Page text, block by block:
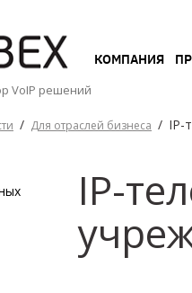
VoIP решений
КОМПАНИЯ
/ Для отраслей бизнеса / IP-
IP-